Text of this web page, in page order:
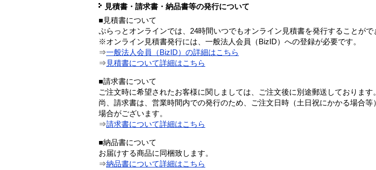
見積書・請求書・納品書等の発行について
■見積書について
ぷらっとオンラインでは、24時間いつでもオンライン見積書を発行することがで
※オンライン見積書発行には、一般法人会員（BizID）への登録が必要です。
⇒一般法人会員（BizID）の詳細はこちら
⇒ 見積書について詳細はこちら
■請求書について
ご注文時に希望されたお客様に関しましては、ご注文後に別途郵送しております。
尚、請求書は、営業時間内での発行のため、ご注文日時（土日祝にかかる場合
場合がございます。
⇒請求書について詳細はこちら
■納品書について
お届けする商品に同梱致します。
⇒納品書について詳細はこちら